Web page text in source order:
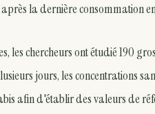
la dernière consommation
les chercheurs ont étudié 190
jours, les concentrations
afin d'établir des valeurs de